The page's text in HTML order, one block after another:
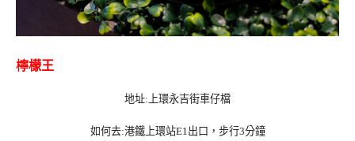
檸檬王
地址: 上環永吉街車仔檔
如何去:港鐵上環站E1出口，步行3分鐘